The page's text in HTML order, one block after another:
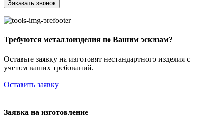
Требуются металлоизделия по Вашим эскизам?
Оставьте заявку на изготовят нестандартного изделия с
учетом ваших требований.
Оставить заявку
Заявка на изготовление